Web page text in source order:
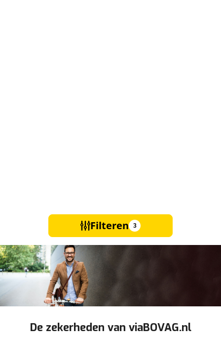
Filteren 3
De zekerheden van viaBOVAG.nl